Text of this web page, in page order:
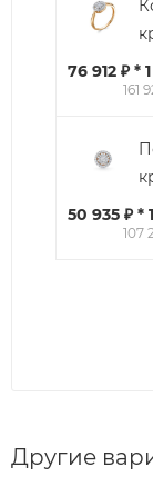
76 912 ₽ *
161
50 935 ₽ *
107
Другие